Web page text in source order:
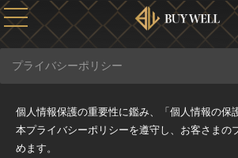
プライバシーポリシー
個人情報保護の重要性に鑑み、「個人情報の保
本プライバシーポリシーを遵守し、お客さまの
めます。